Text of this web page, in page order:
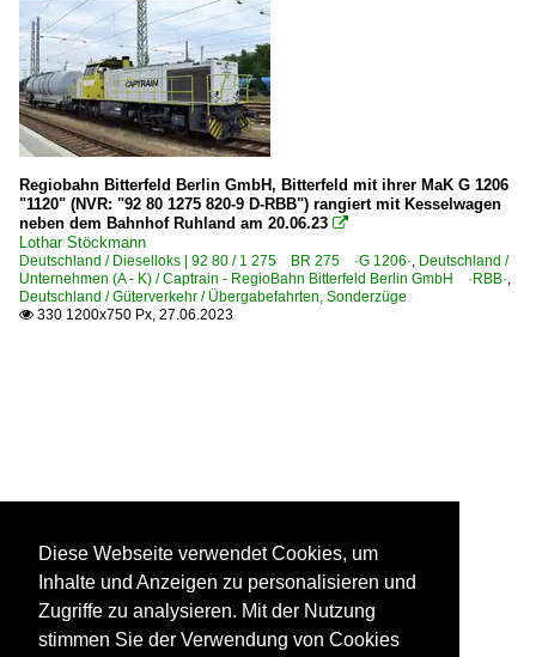
Regiobahn Bitterfeld Berlin GmbH, Bitterfeld mit ihrer MaK G 1206
"1120" (NVR: "92 80 1275 820-9 D-RBB") rangiert mit Kesselwagen
neben dem Bahnhof Ruhland am 20.06.23 
Lothar Stöckmann
Deutschland / Dieselloks | 92 80 / 1 275 BR 275 ·G 1206·, Deutschland /
Unternehmen (A - K) / Captrain - RegioBahn Bitterfeld Berlin GmbH ·RBB·,
Deutschland / Güterverkehr / Übergabefahrten, Sonderzüge
 330 1200x750 Px, 27.06.2023
Diese Webseite verwendet Cookies, um
Inhalte und Anzeigen zu personalisieren und
Zugriffe zu analysieren. Mit der Nutzung
stimmen Sie der Verwendung von Cookies